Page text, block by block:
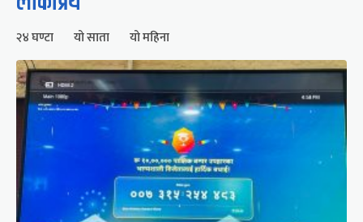
२४ घण्टा यो साता यो महिना